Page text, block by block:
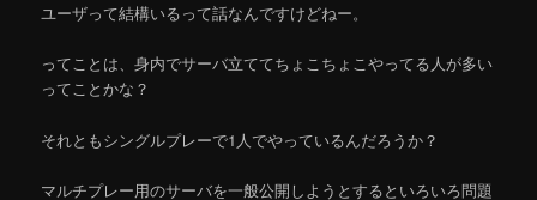
ユーザって結構いるって話なんですけどねー。
ってことは、身内でサーバ立ててちょこちょこやってる人が多い
ってことかな？
それともシングルプレーで1人でやっているんだろうか？
マルチプレー用のサーバを一般公開しようとするといろいろ問題